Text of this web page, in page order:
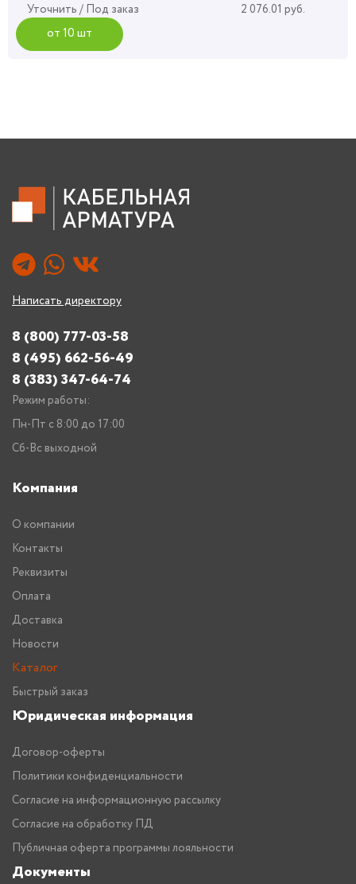
Уточнить / Под заказ
2 076.01 руб.
от 10 шт
Написать директору
8 (800) 777-03-58
8 (495) 662-56-49
8 (383) 347-64-74
Режим работы:
Пн-Пт с 8:00 до 17:00
Сб-Вс выходной
Компания
О компании
Контакты
Реквизиты
Оплата
Доставка
Новости
Каталог
Быстрый заказ
Юридическая информация
Договор-оферты
Политики конфиденциальности
Согласие на информационную рассылку
Согласие на обработку ПД
Публичная оферта программы лояльности
Документы